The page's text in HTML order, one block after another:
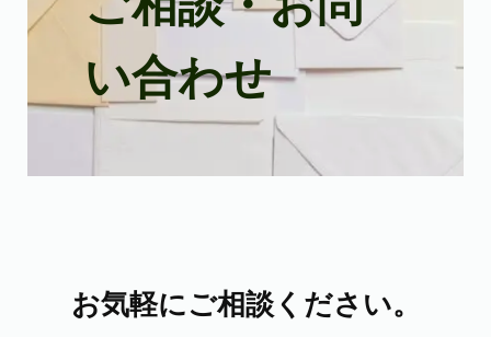
い合わせ
お気軽にご相談ください。